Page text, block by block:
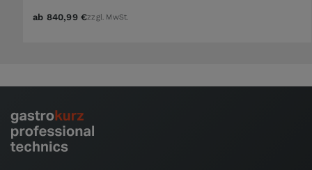
ab 840,99 €zzgl. MwSt.